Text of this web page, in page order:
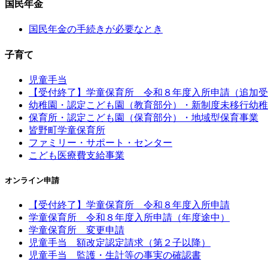
国民年金
国民年金の手続きが必要なとき
子育て
児童手当
【受付終了】学童保育所 令和８年度入所申請（追加
幼稚園・認定こども園（教育部分）・新制度未移行幼
保育所・認定こども園（保育部分）・地域型保育事業
皆野町学童保育所
ファミリー・サポート・センター
こども医療費支給事業
オンライン申請
【受付終了】学童保育所 令和８年度入所申請
学童保育所 令和８年度入所申請（年度途中）
学童保育所 変更申請
児童手当 額改定認定請求（第２子以降）
児童手当 監護・生計等の事実の確認書